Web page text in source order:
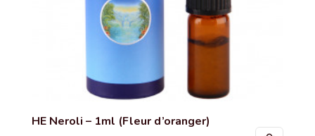
HE Neroli – 1ml (Fleur d’oranger)